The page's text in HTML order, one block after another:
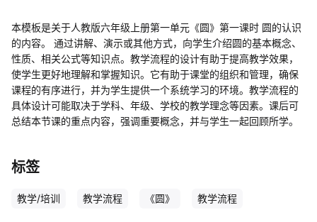
本模板是关于人教版六年级上册第一单元《圆》第一课时 圆的认识
的内容。 通过讲解、演示或其他方式，向学生介绍圆的基本概念、
性质、相关公式等知识点。教学流程的设计有助于提高教学效果，
使学生更好地理解和掌握知识。它有助于课堂的组织和管理，确保
课程的有序进行，并为学生提供一个系统学习的环境。教学流程的
具体设计可能取决于学科、年级、学校的教学理念等因素。课后可
总结本节课的重点内容，强调重要概念，并与学生一起回顾所学。
标签
教学/培训 教学流程 《圆》 教学流程